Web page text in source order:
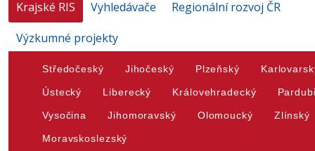
Krajské RIS Vyhledávače
Regionální rozvoj ČR
Výzkumné projekty
Středočeský Jihočeský Plzeňský
Ústecký Liberecký Královehradecký
Vysočina Jihomoravský Olomoucký Zlínský
Moravskoslezský